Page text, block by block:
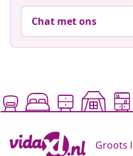
Chat met ons
Groots